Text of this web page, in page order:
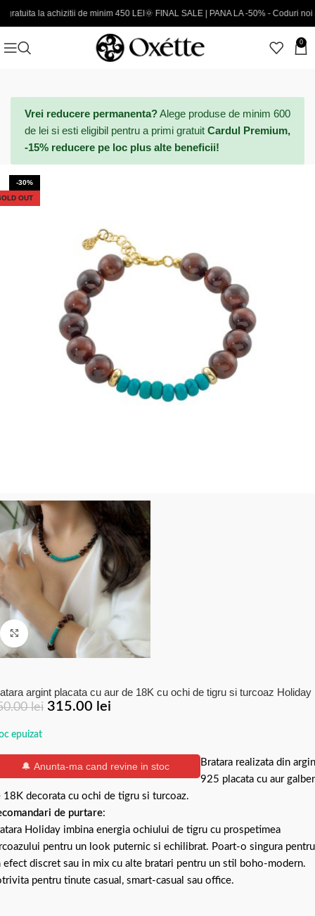
de minim 450 LEI🌞 FINAL SALE | PANA LA -50% - Coduri noi adaugate
0
Vrei reducere permanenta?Alege produse de minim 600
de lei si esti eligibil pentru a primi gratuit Cardul Premium,
-15% reducere pe loc plus alte beneficii!
-30%
OUT
Click to enlarge
argint placata cu aur de 18K cu ochi de tigru si turcoaz Holiday
lei 315.00 lei
epuizat
🔔 Anunta-ma cand revine in stoc
Bratara realizata din
925 placata cu aur
18K decorata cu ochi de tigru si turcoaz.
de purtare:
Holiday imbina energia ochiului de tigru cu prospetimea
pentru un look puternic si echilibrat. Poart-o singura pentru
efect discret sau in mix cu alte bratari pentru un stil boho-modern.
pentru tinute casual, smart-casual sau office.